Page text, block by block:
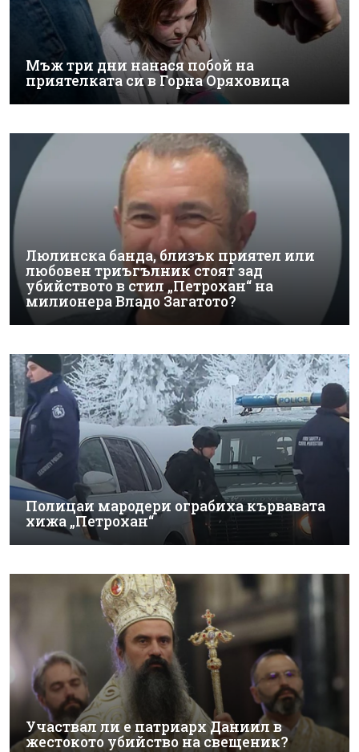
Мъж три дни нанася побой на
приятелката си в Горна Оряховица
Люлинска банда, близък приятел или
любовен триъгълник стоят зад
убийството в стил „Петрохан“ на
милионера Владо Загатото?
Полицаи мародери ограбиха кървавата
хижа „Петрохан“
Участвал ли е патриарх Даниил в
жестокото убийство на свещеник?